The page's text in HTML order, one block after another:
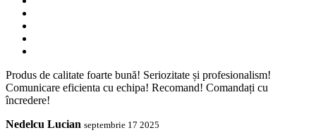
Produs de calitate foarte bună! Seriozitate și profesionalism!
Comunicare eficienta cu echipa! Recomand! Comandați cu
încredere!
Nedelcu Lucian septembrie 17 2025